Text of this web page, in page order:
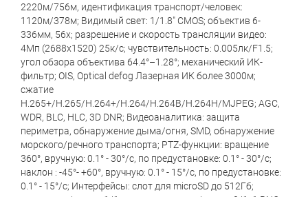
2220м/756м, идентификация транспорт/человек:
1120м/378м; Видимый свет: 1/1.8" CMOS; объектив 6-
336мм, 56x; разрешение и скорость трансляции видео:
4Мп (2688х1520) 25к/с; чувствительность: 0.005лк/F1.5;
угол обзора объектива 64.4°–1.28°; механический ИК-
фильтр; OIS, Optical defog Лазерная ИК более 3000м;
сжатие
H.265+/H.265/H.264+/H.264/H.264B/H.264H/MJPEG; AGC,
WDR, BLC, HLC, 3D DNR; Видеоаналитика: защита
периметра, обнаружение дыма/огня, SMD, обнаружение
морского/речного транспорта; PTZ-функции: вращение
360°, вручную: 0.1° - 30°/с, по предустановке: 0.1° - 30°/с;
наклон : -45°- +60°, вручную: 0.1° - 15°/с, по предустановке:
0.1° - 15°/с; Интерфейсы: слот для microSD до 512Гб;